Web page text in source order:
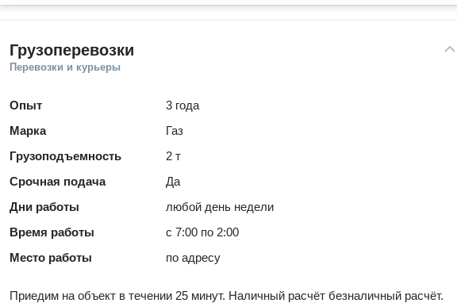
Грузоперевозки
Перевозки и курьеры
Опыт
3 года
Марка
Газ
Грузоподъемность
2 т
Срочная подача
Да
Дни работы
любой день недели
Время работы
с 7:00 по 2:00
Место работы
по адресу
Приедим на объект в течении 25 минут. Наличный расчёт безналичный расчёт.